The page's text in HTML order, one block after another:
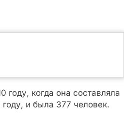
году, когда она составляла
и была 377 человек.